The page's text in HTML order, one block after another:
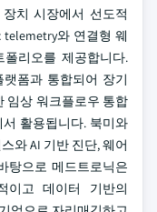
치 시장에서 선도적
와 연결형 웨
리오를 제공합니다.
폼과 통합되어 장기
임상 워크플로우 통합
활용됩니다. 북미와
와 AI 기반 진단, 웨어
탕으로 메드트로닉은
이고 데이터 기반의